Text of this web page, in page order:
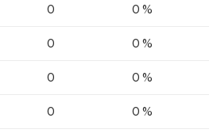
0 0 %
0 0 %
0 0 %
0 0 %